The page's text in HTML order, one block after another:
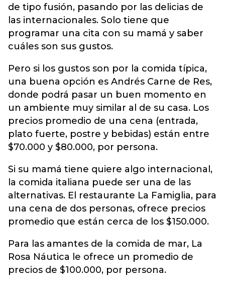
de tipo fusión, pasando por las delicias de
las internacionales. Solo tiene que
programar una cita con su mamá y saber
cuáles son sus gustos.
Pero si los gustos son por la comida típica,
una buena opción es Andrés Carne de Res,
donde podrá pasar un buen momento en
un ambiente muy similar al de su casa. Los
precios promedio de una cena (entrada,
plato fuerte, postre y bebidas) están entre
$70.000 y $80.000, por persona.
Si su mamá tiene quiere algo internacional,
la comida italiana puede ser una de las
alternativas. El restaurante La Famiglia, para
una cena de dos personas, ofrece precios
promedio que están cerca de los $150.000.
Para las amantes de la comida de mar, La
Rosa Náutica le ofrece un promedio de
precios de $100.000, por persona.